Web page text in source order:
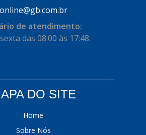
online@gb.com.br
de atendimento:
das 08:00 às 17:48.
DO SITE
Home
Sobre Nós